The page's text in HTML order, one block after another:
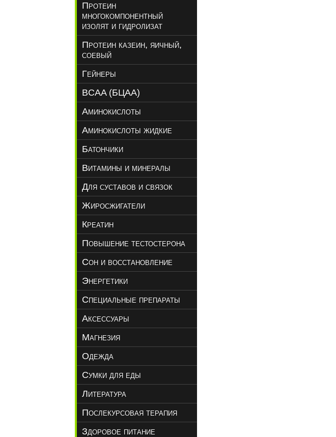
Протеин
многокомпонентный
изолят и гидролизат
Протеин казеин, яичный,
соевый
Гейнеры
BCAA (БЦАА)
Аминокислоты
Аминокислоты жидкие
Батончики
Витамины и минералы
Для суставов и связок
Жиросжигатели
Креатин
Повышение тестостерона
Сон и восстановление
Энергетики
Специальные препараты
Аксессуары
Магнезия
Одежда
Сумки для еды
Литература
Послекурсовая терапия
Здоровое питание